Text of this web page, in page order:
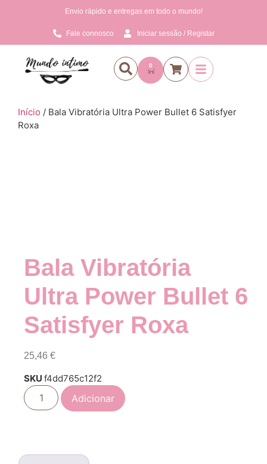
Envio rápido e entregas em todo o mundo!
Fale connosco Iniciar sessão / Registar
0
Início / Bala Vibratória Ultra Power Bullet 6 Satisfyer
Roxa
Bala Vibratória
Ultra Power Bullet 6
Satisfyer Roxa
25,46 €
SKU f4dd765c12f2
Adicionar